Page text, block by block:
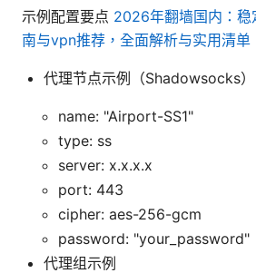
示例配置要点 2026年翻墙国内：稳
南与vpn推荐，全面解析与实用清单
代理节点示例（Shadowsocks）
name: "Airport-SS1"
type: ss
server: x.x.x.x
port: 443
cipher: aes-256-gcm
password: "your_password"
代理组示例